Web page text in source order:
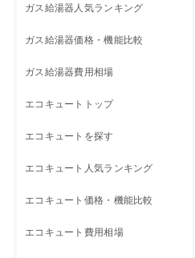
ガス給湯器人気ランキング
ガス給湯器価格・機能比較
ガス給湯器費用相場
エコキュートトップ
エコキュートを探す
エコキュート人気ランキング
エコキュート価格・機能比較
エコキュート費用相場